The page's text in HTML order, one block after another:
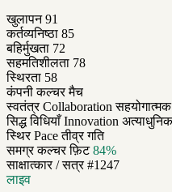
खुलापन 91
कर्तव्यनिष्ठा 85
बहिर्मुखता 72
सहमतिशीलता 78
स्थिरता 58
कंपनी कल्चर मैच
स्वतंत्र Collaboration सहयोगात्मक
सिद्ध विधियाँ Innovation अत्याधुनिक
स्थिर Pace तीव्र गति
समग्र कल्चर फ़िट 84%
साक्षात्कार / सत्र #1247
लाइव